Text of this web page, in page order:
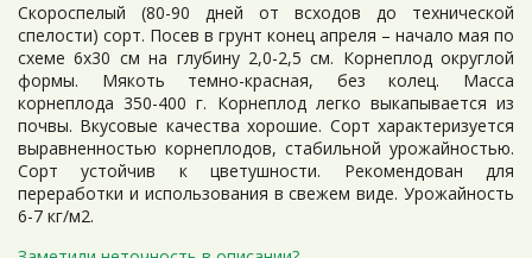
Скороспелый (80-90 дней от всходов до технической
спелости) сорт. Посев в грунт конец апреля – начало мая по
схеме 6х30 см на глубину 2,0-2,5 см. Корнеплод округлой
формы. Мякоть темно-красная, без колец. Масса
корнеплода 350-400 г. Корнеплод легко выкапывается из
почвы. Вкусовые качества хорошие. Сорт характеризуется
выравненностью корнеплодов, стабильной урожайностью.
Сорт устойчив к цветушности. Рекомендован для
переработки и использования в свежем виде. Урожайность
6-7 кг/м2.